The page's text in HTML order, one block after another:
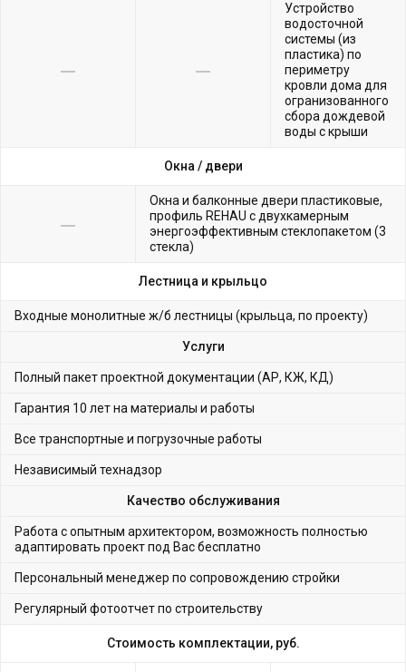
Устройство
водосточной
системы (из
пластика) по
периметру
кровли дома для
огранизованного
сбора дождевой
воды с крыши
Окна / двери
Окна и балконные двери пластиковые,
профиль REHAU с двухкамерным
энергоэффективным стеклопакетом (3
стекла)
Лестница и крыльцо
Входные монолитные ж/б лестницы (крыльца, по проекту)
Услуги
Полный пакет проектной документации (АР, КЖ, КД)
Гарантия 10 лет на материалы и работы
Все транспортные и погрузочные работы
Независимый технадзор
Качество обслуживания
Работа с опытным архитектором, возможность полностью
адаптировать проект под Вас бесплатно
Персональный менеджер по сопровождению стройки
Регулярный фотоотчет по строительству
Стоимость комплектации, руб.